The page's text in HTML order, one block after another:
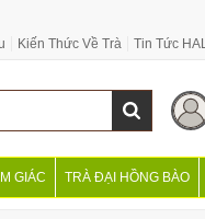
Kiến Thức Về Trà Tin Tức
GIÁC TRÀ ĐẠI HỒNG BÀO